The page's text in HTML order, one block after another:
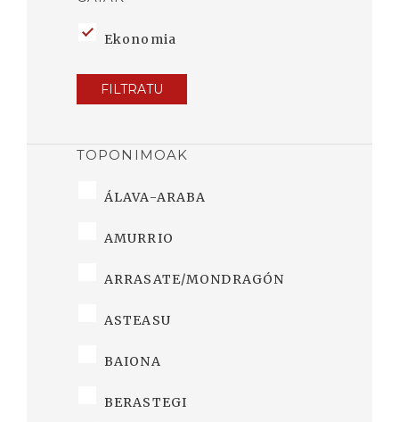
Ekonomia
FILTRATU
TOPONIMOAK
ÁLAVA-ARABA
AMURRIO
ARRASATE/MONDRAGÓN
ASTEASU
BAIONA
BERASTEGI